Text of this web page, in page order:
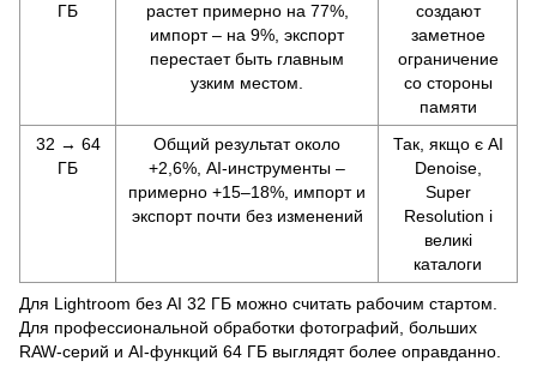
ГБ
растет примерно на 77%,
импорт – на 9%, экспорт
перестает быть главным
узким местом.
создают
заметное
ограничение
со стороны
памяти
32 → 64
ГБ
Общий результат около
+2,6%, AI-инструменты –
примерно +15–18%, импорт и
экспорт почти без изменений
Так, якщо є AI
Denoise,
Super
Resolution і
великі
каталоги
Для Lightroom без AI 32 ГБ можно считать рабочим стартом.
Для профессиональной обработки фотографий, больших
RAW-серий и AI-функций 64 ГБ выглядят более оправданно.